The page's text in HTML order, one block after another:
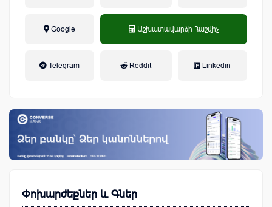
Google Աշխատավարձի Հաշվիչ
Telegram Reddit Linkedin
Փոխարժեքներ և Գներ